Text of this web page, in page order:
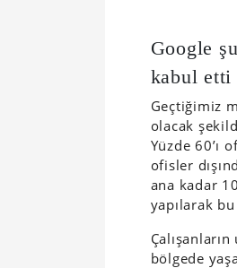
Google
kabul etti
Geçtiğimiz
olacak
Yüzde 60’ı
ofisler
ana kadar
yapılarak
bölgede